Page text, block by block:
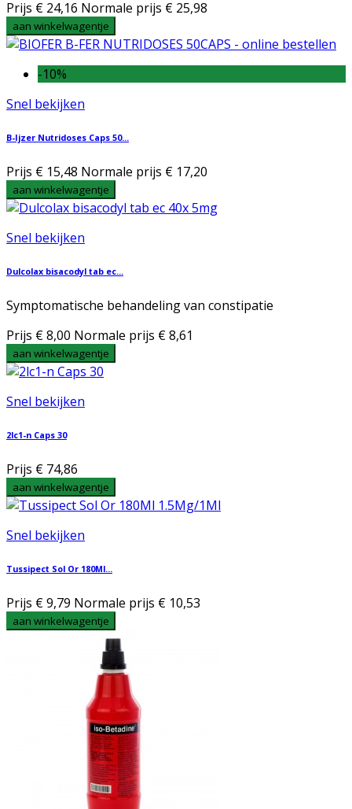
Prijs € 24,16 Normale prijs € 25,98
aan winkelwagentje
-10%
Snel bekijken
B-Ijzer Nutridoses Caps 50...
Prijs € 15,48 Normale prijs € 17,20
aan winkelwagentje
Snel bekijken
Dulcolax bisacodyl tab ec...
Symptomatische behandeling van constipatie
Prijs € 8,00 Normale prijs € 8,61
aan winkelwagentje
Snel bekijken
2lc1-n Caps 30
Prijs € 74,86
aan winkelwagentje
Snel bekijken
Tussipect Sol Or 180Ml...
Prijs € 9,79 Normale prijs € 10,53
aan winkelwagentje